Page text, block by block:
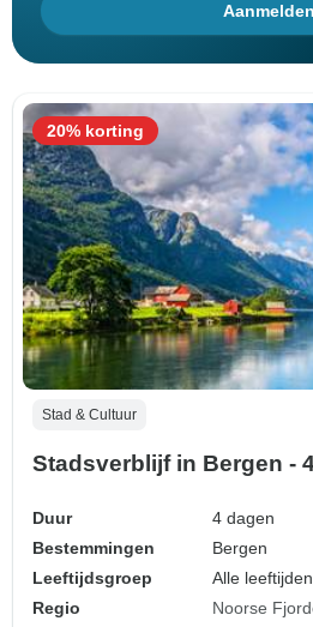
Aanmelden
Stad & Cultuur
Stadsverblijf in Bergen -
Duur
4 dagen
Bestemmingen
Bergen
Leeftijdsgroep
Alle
Regio
Noorse
20% korting